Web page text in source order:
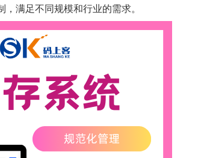
满足不同规模和行业的需求。